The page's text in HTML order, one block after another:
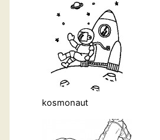
kosmonaut